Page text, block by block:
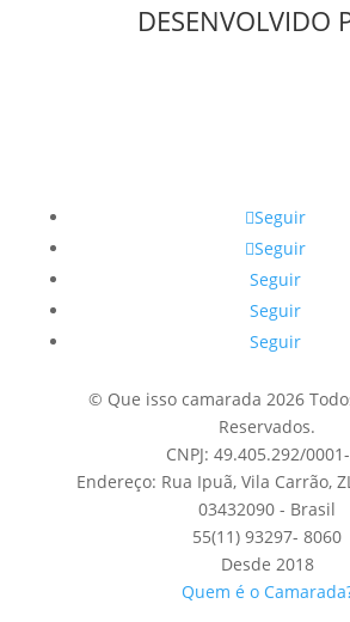
DESENVOLVIDO
Seguir
Seguir
Seguir
Seguir
Seguir
© Que isso camarada 2026
Reservados.
CNPJ: 49.405.292/
Endereço: Rua Ipuã, Vila Carrão,
03432090 - Brasil
55(11) 93297- 8060
Desde 2018
Quem é o